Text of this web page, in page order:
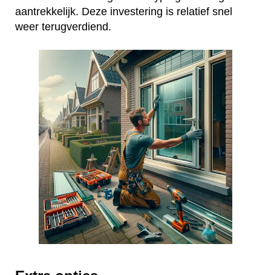
aantrekkelijk. Deze investering is relatief snel
weer terugverdiend.